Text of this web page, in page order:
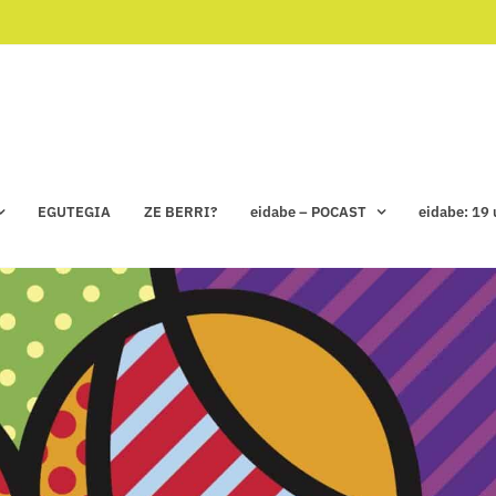
EGUTEGIA ZE BERRI? eidabe – POCAST eidabe: 19